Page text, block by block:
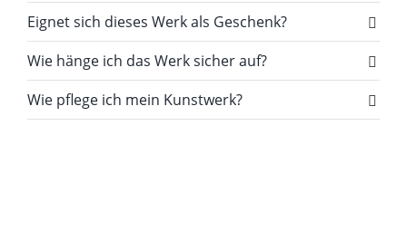
Eignet sich dieses Werk als Geschenk?
Wie hänge ich das Werk sicher auf?
Wie pflege ich mein Kunstwerk?